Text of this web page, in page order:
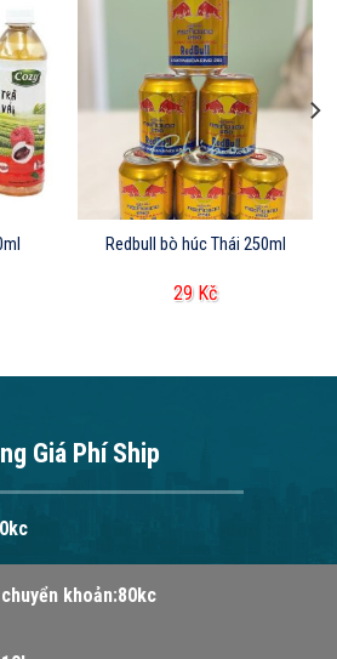
Redbull bò húc Thái 250ml
29 Kč
Giá Phí Ship
khoản:80kc